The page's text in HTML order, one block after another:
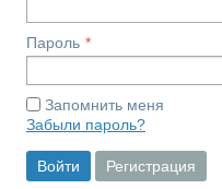
Пароль
Запомнить меня
Забыли пароль?
Войти Регистрация